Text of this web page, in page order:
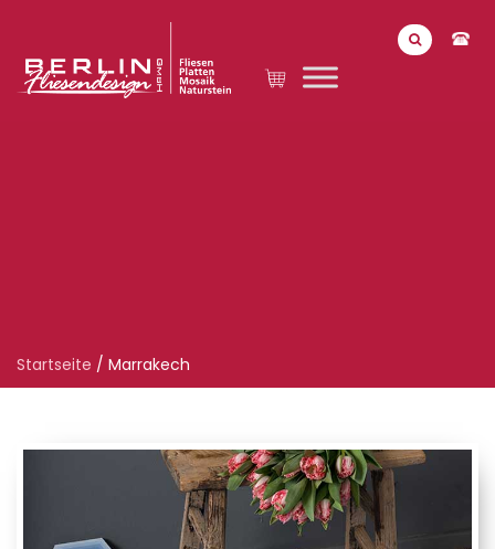
Startseite / Marrakech